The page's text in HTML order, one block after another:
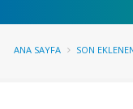
ANA SAYFA SON